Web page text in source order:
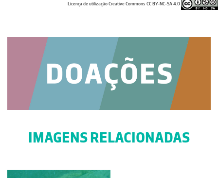
Licença de utilização Creative Commons CC BY-NC-SA 4.0
IMAGENS RELACIONADAS